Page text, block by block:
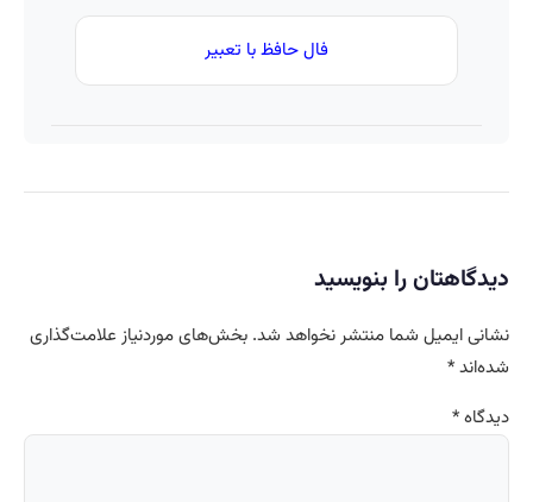
فال حافظ با تعبیر
دیدگاهتان را بنویسید
نشانی ایمیل شما منتشر نخواهد شد. بخش‌های موردنیاز علامت‌گذاری
شده‌اند*
دیدگاه*